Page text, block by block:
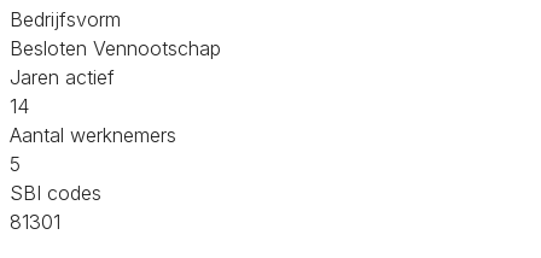
Bedrijfsvorm
Besloten Vennootschap
Jaren actief
14
Aantal werknemers
5
SBI codes
81301